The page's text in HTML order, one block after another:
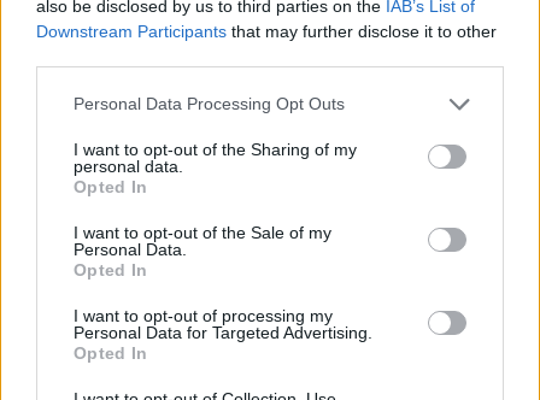
also be disclosed by us to third parties on the IAB’s List of
Downstream Participants that may further disclose it to other
Personal Data Processing Opt Outs
I want to opt-out of the Sharing of my
personal data.
Opted In
I want to opt-out of the Sale of my
Personal Data.
Opted In
I want to opt-out of processing my
Personal Data for Targeted Advertising.
Opted In
Σχετικά Άρθρα